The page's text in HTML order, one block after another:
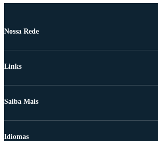
Nossa Rede
Links
Saiba Mais
Idiomas